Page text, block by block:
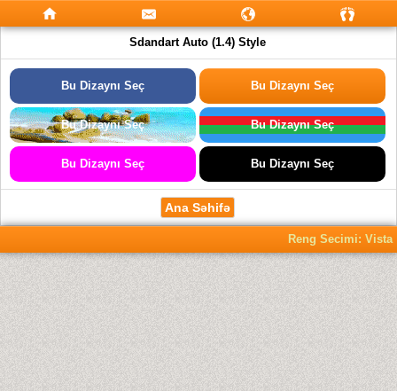
Sdandart Auto (1.4) Style
Bu Dizaynı Seç Bu Dizaynı Seç
Bu Dizaynı Seç Bu Dizaynı Seç
Bu Dizaynı Seç Bu Dizaynı Seç
Ana Səhifə
Reng Secimi: Vista